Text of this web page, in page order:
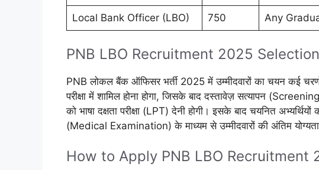
Local Bank Officer (LBO) 750 Any
PNB LBO Recruitment 2025
PNB लोकल बैंक ऑफिसर भर्ती 2025 में उम्मीदवारों का चयन कई
परीक्षा में शामिल होना होगा, जिसके बाद दस्तावेज़ सत्यापन
को भाषा दक्षता परीक्षा (LPT) देनी होगी। इसके बाद चयनित
(Medical Examination) के माध्यम से उम्मीदवारों की अंतिम योग्यता
How to Apply PNB LBO Recruitment